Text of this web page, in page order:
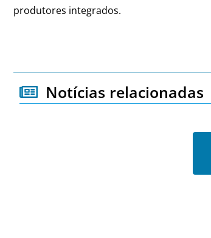
produtores integrados.
Notícias relacionadas